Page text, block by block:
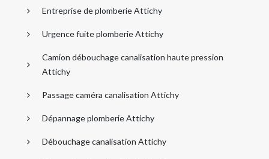
Entreprise de plomberie Attichy
Urgence fuite plomberie Attichy
Camion débouchage canalisation haute pression
Attichy
Passage caméra canalisation Attichy
Dépannage plomberie Attichy
Débouchage canalisation Attichy